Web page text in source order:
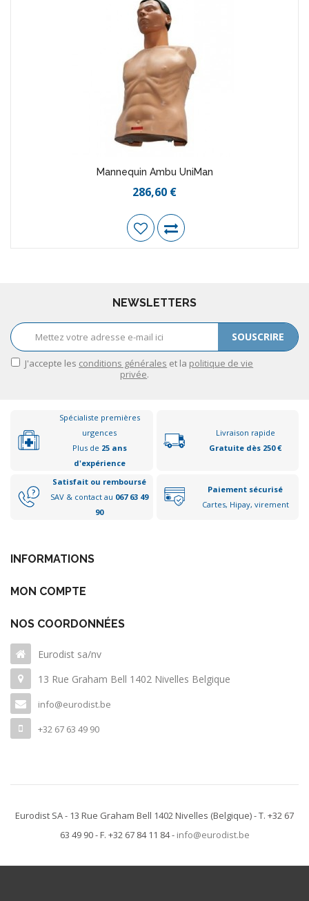
Mannequin Ambu UniMan
286,60 €
NEWSLETTERS
SOUSCRIRE
J'accepte les conditions générales et la politique de vie
privée.
Spécialiste premières
urgences
Plus de 25 ans
d'expérience
Livraison rapide
Gratuite dès 250 €
Satisfait ou remboursé
SAV & contact au 067 63 49
90
Paiement sécurisé
Cartes, Hipay, virement
INFORMATIONS
MON COMPTE
NOS COORDONNÉES
Eurodist sa/nv
13 Rue Graham Bell 1402 Nivelles Belgique
info@eurodist.be
+32 67 63 49 90
Eurodist SA - 13 Rue Graham Bell 1402 Nivelles (Belgique)- T. +32 67
63 49 90 - F. +32 67 84 11 84 - info@eurodist.be